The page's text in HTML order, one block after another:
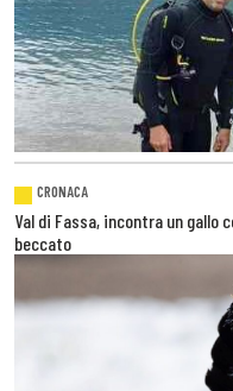
CRONACA
Val di Fassa, incontra un
beccato